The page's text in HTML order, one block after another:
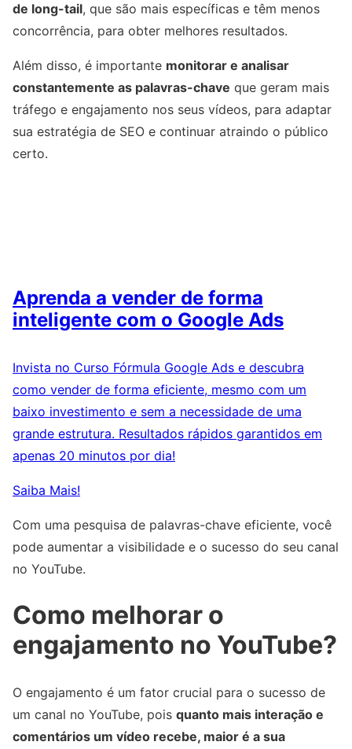
de long-tail, que são mais específicas e têm menos
concorrência, para obter melhores resultados.
Além disso, é importante monitorar e analisar
constantemente as palavras-chave que geram mais
tráfego e engajamento nos seus vídeos, para adaptar
sua estratégia de SEO e continuar atraindo o público
certo.
Aprenda a vender de forma
inteligente com o Google Ads
Invista no Curso Fórmula Google Ads e descubra
como vender de forma eficiente, mesmo com um
baixo investimento e sem a necessidade de uma
grande estrutura. Resultados rápidos garantidos em
apenas 20 minutos por dia!
Saiba Mais!
Com uma pesquisa de palavras-chave eficiente, você
pode aumentar a visibilidade e o sucesso do seu canal
no YouTube.
Como melhorar o
engajamento no YouTube?
O engajamento é um fator crucial para o sucesso de
um canal no YouTube, pois quanto mais interação e
comentários um vídeo recebe, maior é a sua